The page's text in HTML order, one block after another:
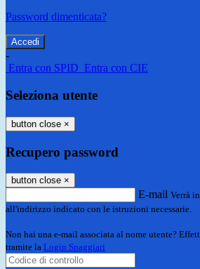
Password dimenticata?
-
Entra con SPID Entra con CIE
Seleziona utente
button close ×
Recupero password
button close ×
E-mail Verrà
all'indirizzo indicato con le istruzioni necessarie.
Non hai una e-mail associata al nome utente?
tramite la Login Spaggiari